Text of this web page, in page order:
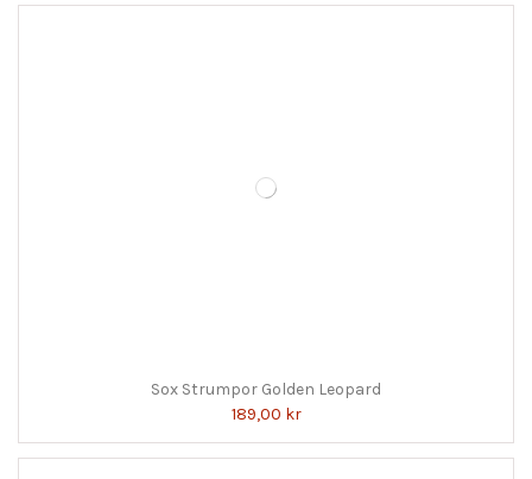
Sox Strumpor Golden Leopard
189,00 kr